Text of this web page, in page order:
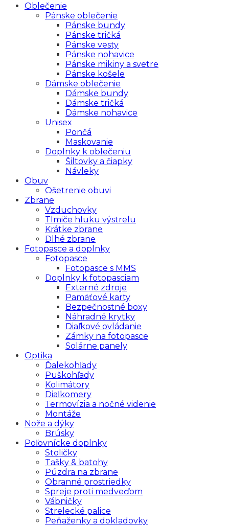
Oblečenie
Pánske oblečenie
Pánske bundy
Pánske tričká
Pánske vesty
Pánske nohavice
Pánske mikiny a svetre
Pánske košele
Dámske oblečenie
Dámske bundy
Dámske tričká
Dámske nohavice
Unisex
Pončá
Maskovanie
Doplnky k oblečeniu
Šiltovky a čiapky
Návleky
Obuv
Ošetrenie obuvi
Zbrane
Vzduchovky
Tlmiče hluku výstrelu
Krátke zbrane
Dlhé zbrane
Fotopasce a doplnky
Fotopasce
Fotopasce s MMS
Doplnky k fotopasciam
Externé zdroje
Pamäťové karty
Bezpečnostné boxy
Náhradné krytky
Diaľkové ovládanie
Zámky na fotopasce
Solárne panely
Optika
Ďalekohľady
Puškohľady
Kolimátory
Diaľkomery
Termovízia a nočné videnie
Montáže
Nože a dýky
Brúsky
Poľovnícke doplnky
Stoličky
Tašky & batohy
Púzdra na zbrane
Obranné prostriedky
Spreje proti medveďom
Vábničky
Strelecké palice
Peňaženky a dokladovky